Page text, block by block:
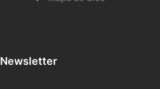
Newsletter